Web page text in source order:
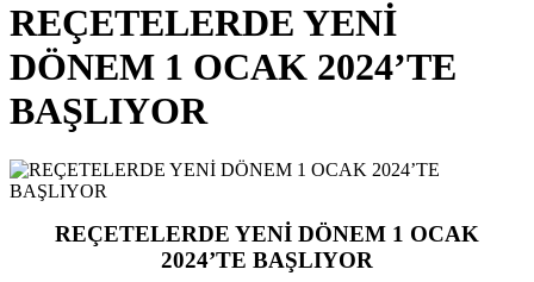
REÇETELERDE YENİ
DÖNEM 1 OCAK 2024’TE
BAŞLIYOR
REÇETELERDE YENİ DÖNEM 1 OCAK
2024’TE BAŞLIYOR